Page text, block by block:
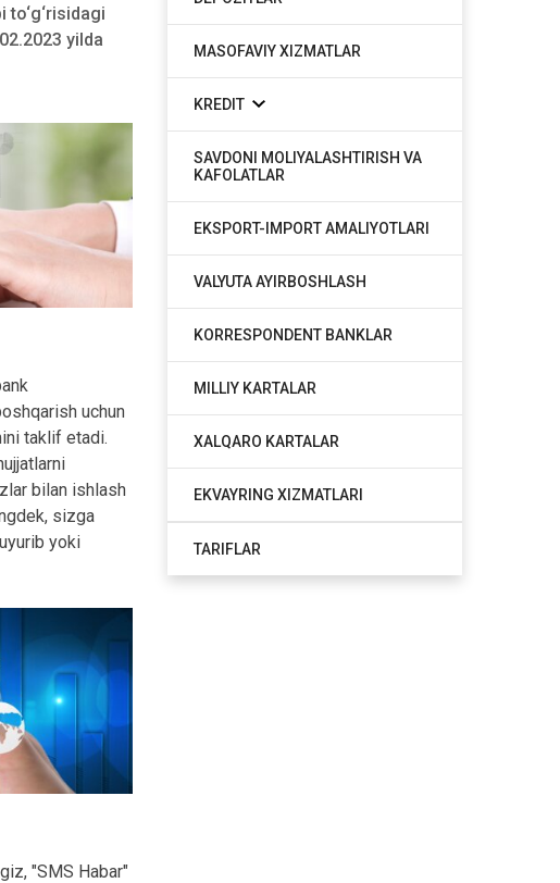
yilda
uchun
taklif etadi.
bilan ishlash
sizga
yoki
"SMS Habar"
MASOFAVIY XIZMATLAR
KREDIT
SAVDONI MOLIYALASHTIRISH VA
KAFOLATLAR
EKSPORT-IMPORT AMALIYOTLARI
VALYUTA AYIRBOSHLASH
KORRESPONDENT BANKLAR
MILLIY KARTALAR
XALQARO KARTALAR
EKVAYRING XIZMATLARI
TARIFLAR